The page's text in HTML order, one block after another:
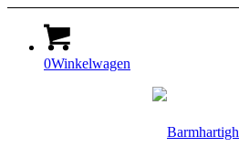
0Winkelwagen